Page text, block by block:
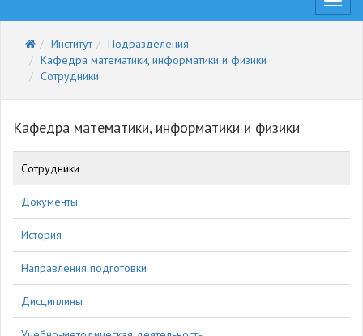
Институт
Подразделения
Кафедра математики, информатики и физики
Сотрудники
Кафедра математики, информатики и физики
Сотрудники
Документы
История
Направления подготовки
Дисциплины